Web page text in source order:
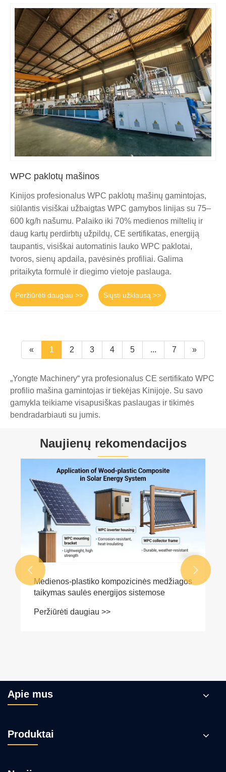
WPC paklotų mašinos
Kinijos profesionalus WPC paklotų mašinų gamintojas,
siūlantis visiškai užbaigtas WPC gamybos linijas su 75–
600 kg/h našumu. Palaiko iki 70% medienos miltelių ir
daug kartų perdirbtų užpildų, CE sertifikatas, energiją
taupantis, visiškai automatinis lauko WPC paklotai,
tvoros, sienų apdaila, pavėsinės profiliai. Galima
pritaikyta formulė ir diegimo vietoje paslauga.
Peržiūrėti daugiau >> Siųsti užklausą >>
« 1 2 3 4 5 ... 7 »
„Yongte Machinery“ yra profesionalus CE sertifikato WPC
profilio mašina gamintojas ir tiekėjas Kinijoje. Su savo
gamykla teikiame visapusiškas paslaugas ir tikimės
bendradarbiauti su jumis.
Naujienų rekomendacijos
Medienos-plastiko kompozicinės medžiagos
taikymas saulės energijos sistemose
Peržiūrėti daugiau >>
 
Apie mus
Produktai